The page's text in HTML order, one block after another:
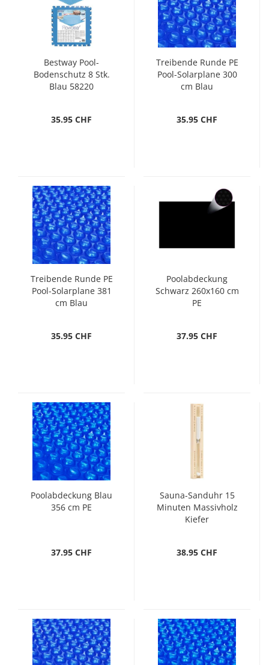
Bestway Pool-
Bodenschutz 8 Stk.
Blau 58220
35.95 CHF
Treibende Runde PE
Pool-Solarplane 300
cm Blau
35.95 CHF
Treibende Runde PE
Pool-Solarplane 381
cm Blau
35.95 CHF
Poolabdeckung
Schwarz 260x160 cm
PE
37.95 CHF
Poolabdeckung Blau
356 cm PE
37.95 CHF
Sauna-Sanduhr 15
Minuten Massivholz
Kiefer
38.95 CHF